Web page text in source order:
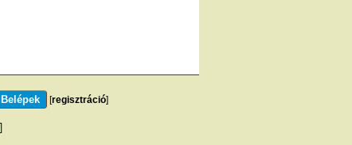
[regisztráció]